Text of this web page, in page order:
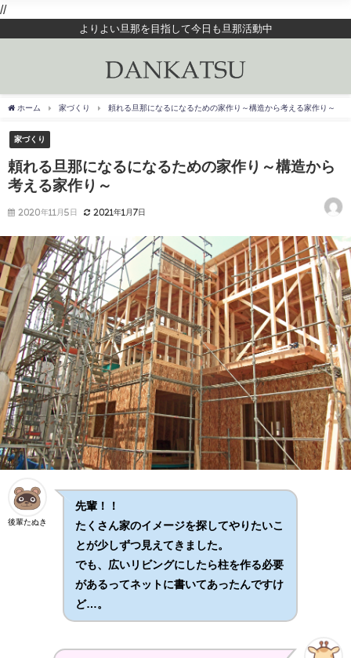
//
よりよい旦那を目指して今日も旦那活動中
ホーム 家づくり 頼れる旦那になるになるための家作り～構造から考える家作り～
家づくり
頼れる旦那になるになるための家作り～構造から
考える家作り～
2020年11月5日 2021年1月7日
後輩たぬき
先輩！！
たくさん家のイメージを探してやりたいこ
とが少しずつ見えてきました。
でも、広いリビングにしたら柱を作る必要
があるってネットに書いてあったんですけ
ど…。